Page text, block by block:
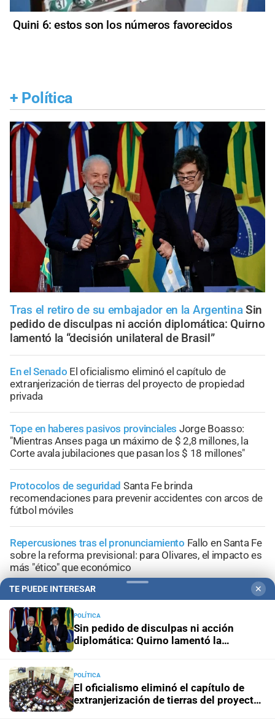
Quini 6: estos son los números favorecidos
+ Política
Tras el retiro de su embajador en la Argentina Sin
pedido de disculpas ni acción diplomática: Quirno
lamentó la “decisión unilateral de Brasil”
En el Senado El oficialismo eliminó el capítulo de
extranjerización de tierras del proyecto de propiedad
privada
Tope en haberes pasivos provinciales Jorge Boasso:
"Mientras Anses paga un máximo de $ 2,8 millones, la
Corte avala jubilaciones que pasan los $ 18 millones"
Protocolos de seguridad Santa Fe brinda
recomendaciones para prevenir accidentes con arcos de
fútbol móviles
Repercusiones tras el pronunciamiento Fallo en Santa Fe
sobre la reforma previsional: para Olivares, el impacto es
más "ético" que económico
+Área Metropolitana
TE PUEDE INTERESAR ✕
POLÍTICA
Sin pedido de disculpas ni acción
diplomática: Quirno lamentó la
POLÍTICA
El oficialismo eliminó el capítulo de
extranjerización de tierras del proyecto